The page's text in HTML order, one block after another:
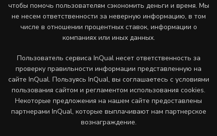
чтобы помочь пользователям сэкономить деньги и время. Мы
не несем ответственности за неверную информацию, в том
числе в отношении процентных ставок, информации о
компаниях или иных данных.
Пользователь сервиса InQual несет ответственность за
проверку правильности информации представленную на
сайте InQual. Пользуясь InQual, вы соглашаетесь с условиями
пользования сайтом и регламентом использования cookies.
Некоторые предложения на нашем сайте предоставлены
партнерами InQual, которые выплачивают нам партнерское
вознаграждение.